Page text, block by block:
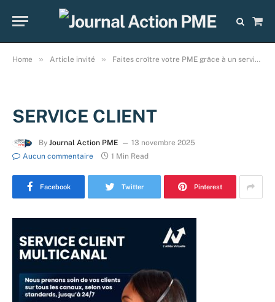
Cart
Home » Article invité » Faites croître votre PME grâce à un service client VIP, une adjointe virtuelle et des données fiables ?
SERVICE CLIENT
By Journal Action PME
13 novembre 2025
Aucun commentaire
1 Min Read
Facebook Twitter Pinterest